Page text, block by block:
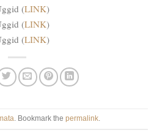
(LINK)
(LINK)
(LINK)
. Bookmark the permalink.